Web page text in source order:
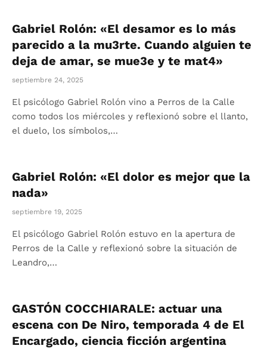
Gabriel Rolón: «El desamor es lo más
parecido a la mu3rte. Cuando alguien te
deja de amar, se mue3e y te mat4»
septiembre 24, 2025
El psicólogo Gabriel Rolón vino a Perros de la Calle
como todos los miércoles y reflexionó sobre el llanto,
el duelo, los símbolos,…
Gabriel Rolón: «El dolor es mejor que la
nada»
septiembre 19, 2025
El psicólogo Gabriel Rolón estuvo en la apertura de
Perros de la Calle y reflexionó sobre la situación de
Leandro,…
GASTÓN COCCHIARALE: actuar una
escena con De Niro, temporada 4 de El
Encargado, ciencia ficción argentina